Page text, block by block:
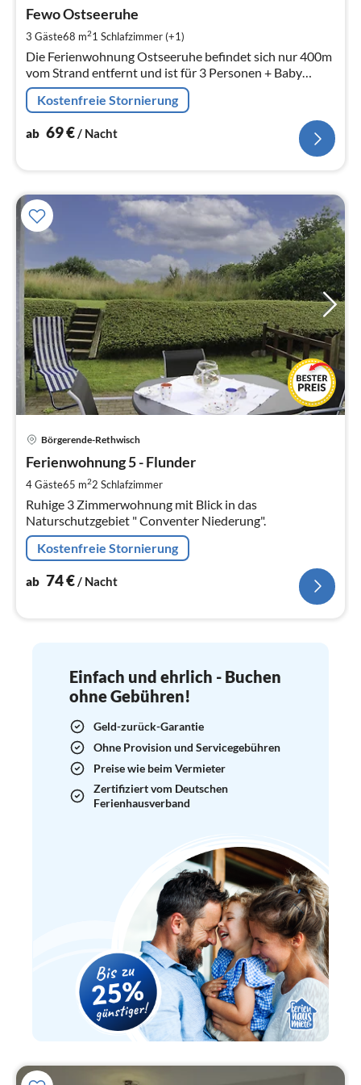
Fewo Ostseeruhe
3 Gäste68 m21 Schlafzimmer (+1)
Die Ferienwohnung Ostseeruhe befindet sich nur 400m
vom Strand entfernt und ist für 3 Personen + Baby
geeignet.
Kostenfreie Stornierung
ab 69€/ Nacht
Börgerende-Rethwisch
Ferienwohnung 5 - Flunder
4 Gäste65 m22 Schlafzimmer
Ruhige 3 Zimmerwohnung mit Blick in das
Naturschutzgebiet " Conventer Niederung".
Kostenfreie Stornierung
ab 74€/ Nacht
Einfach und ehrlich - Buchen
ohne Gebühren!
Geld-zurück-Garantie
Ohne Provision und Servicegebühren
Preise wie beim Vermieter
Zertifiziert vom Deutschen
Ferienhausverband